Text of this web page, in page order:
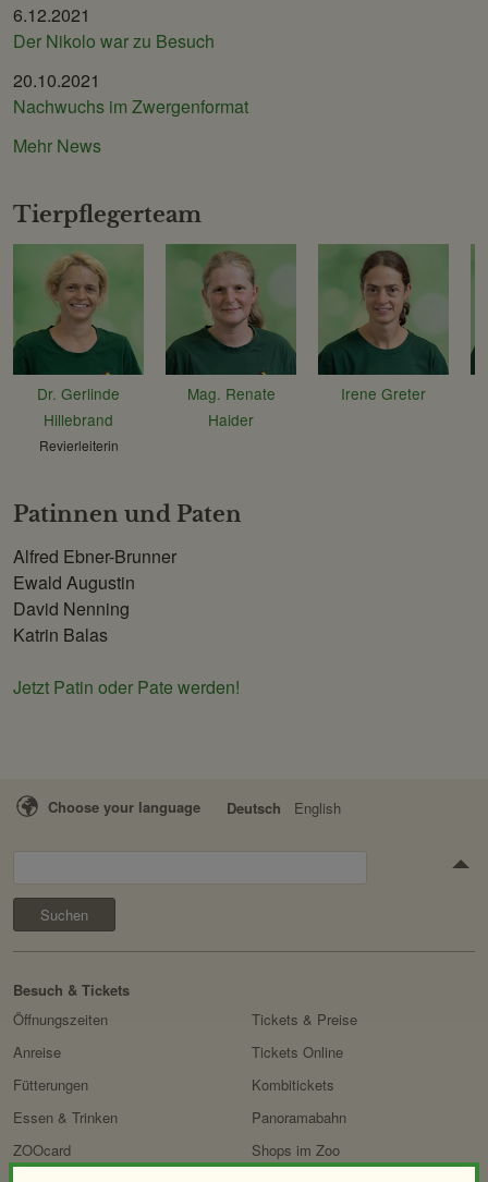
6.12.2021
Der Nikolo war zu Besuch
20.10.2021
Nachwuchs im Zwergenformat
Mehr News
Tierpflegerteam
Dr. Gerlinde
Hillebrand
Revierleiterin
Mag. Renate
Haider
Irene Greter
Patinnen und Paten
Alfred Ebner-Brunner
Ewald Augustin
David Nenning
Katrin Balas
Jetzt Patin oder Pate werden!
Choose your language Deutsch English
Besuch & Tickets
Öffnungszeiten
Anreise
Fütterungen
Essen & Trinken
ZOOcard
Tickets & Preise
Tickets Online
Kombitickets
Panoramabahn
Shops im Zoo